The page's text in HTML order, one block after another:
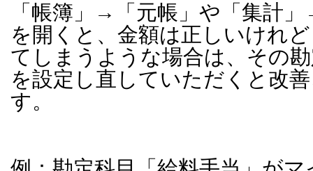
「帳簿」→「元帳」や「集計
を開くと、金額は正しいけれ
てしまうような場合は、その
を設定し直していただくと改
す。